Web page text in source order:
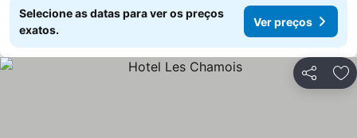
Selecione as datas para ver os preços
exatos.
Ver preços
Partilhar